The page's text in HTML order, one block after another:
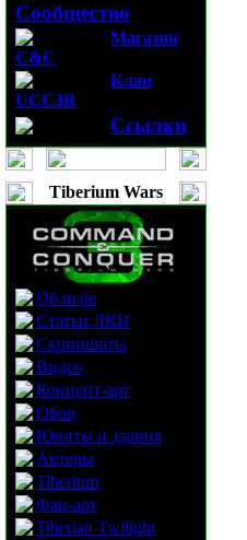
Сообщество
Магазин
C&C
Клан
UCC3R
Ссылки
Tiberium Wars
Об игре
Статьи ЛКИ
Скриншоты
Видео
Концепт-арт
Обои
Юниты и здания
Актеры
Tiberium
Фан-арт
Tiberian Twilight